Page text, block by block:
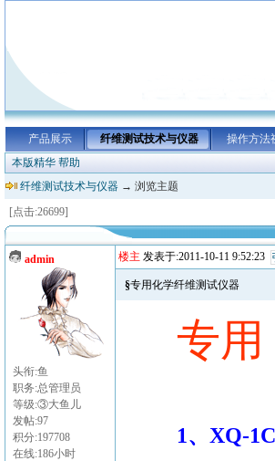
产品展示 纤维测试技术与仪器 操作方法
本版精华 帮助
纤维测试技术与仪器 → 浏览主题
[点击:26699]
admin
头衔:鱼
职务:总管理员
等级:③大鱼儿
发帖:97
积分:197708
在线:186小时
楼主 发表于:2011-10-11 9:52:23
§专用化学纤维测试仪器
专用
1、XQ-1C